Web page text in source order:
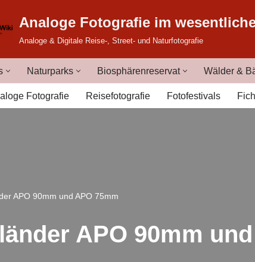
Analoge Fotografie im
Analoge & Digitale Reise-, Street- und Naturfotografie
Naturparks Biosphärenreservat Wälder &
Fotografie Reisefotografie Fotofestivals
APO 90mm und APO 75mm
APO 90mm